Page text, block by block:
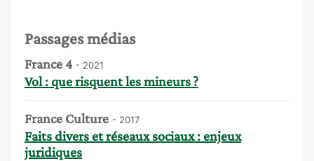
Passages médias
France 4 - 2021
Vol : que risquent les mineurs ?
France Culture - 2017
Faits divers et réseaux sociaux : enjeux
juridiques